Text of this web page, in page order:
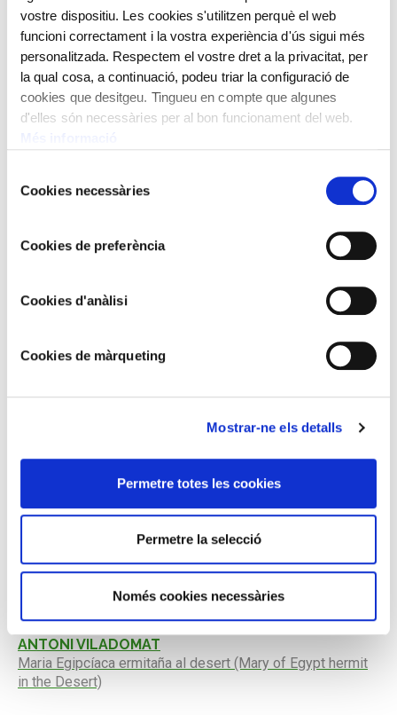
vostre dispositiu. Les cookies s'utilitzen perquè el web
funcioni correctament i la vostra experiència d'ús sigui més
personalitzada. Respectem el vostre dret a la privacitat, per
la qual cosa, a continuació, podeu triar la configuració de
cookies que desitgeu. Tingueu en compte que algunes
d'elles són necessàries per al bon funcionament del web.
deCookies necessàries
Cookies de preferència
Cookies d'anàlisi
Cookies de màrqueting
Mostrar-ne els detalls
Permetre totes les cookies
Permetre la selecció
Només cookies necessàries
ANTONI VILADOMAT
The Last Supper
Magdalena penitent (Penitent Magdalene)
ANTONI VILADOMAT
Maria Egipcíaca ermitaña al desert (Mary of Egypt hermit
in the Desert)